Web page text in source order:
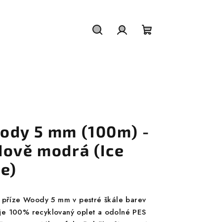
5 mm (100m) -
modrá (Ice
příze Woody 5 mm v pestré škále barev
100% recyklovaný oplet a odolné PES